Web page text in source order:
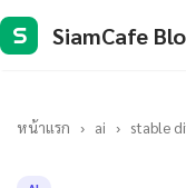
S SiamCafe
หน้าแรก › ai › stable